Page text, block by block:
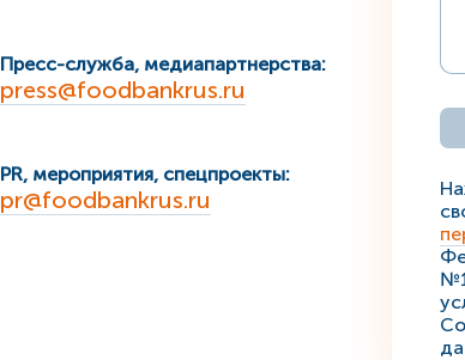
Пресс-служба, медиапартнерства:
press@foodbankrus.ru
PR, мероприятия, спецпроекты:
pr@foodbankrus.ru